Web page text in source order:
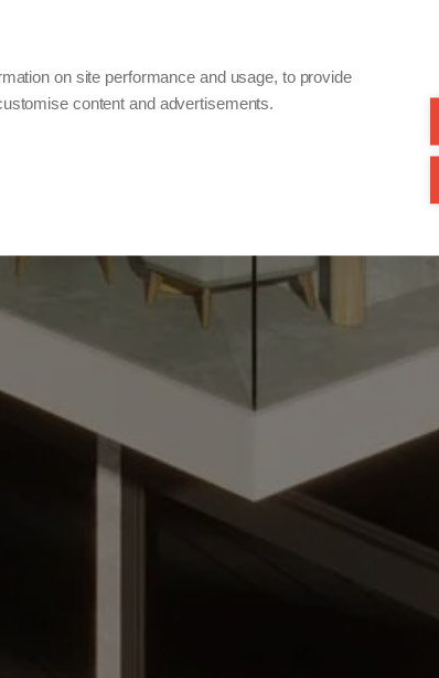
on site performance and usage, to provide
content and advertisements.